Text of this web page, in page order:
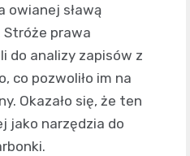
owianej sławą
Stróże prawa
do analizy zapisów z
co pozwoliło im na
Okazało się, że ten
jako narzędzia do